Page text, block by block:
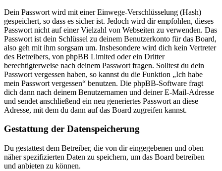
Dein Passwort wird mit einer Einwege-Verschlüsselung (Hash)
gespeichert, so dass es sicher ist. Jedoch wird dir empfohlen, dieses
Passwort nicht auf einer Vielzahl von Webseiten zu verwenden. Das
Passwort ist dein Schlüssel zu deinem Benutzerkonto für das Board,
also geh mit ihm sorgsam um. Insbesondere wird dich kein Vertreter
des Betreibers, von phpBB Limited oder ein Dritter
berechtigterweise nach deinem Passwort fragen. Solltest du dein
Passwort vergessen haben, so kannst du die Funktion „Ich habe
mein Passwort vergessen“ benutzen. Die phpBB-Software fragt
dich dann nach deinem Benutzernamen und deiner E-Mail-Adresse
und sendet anschließend ein neu generiertes Passwort an diese
Adresse, mit dem du dann auf das Board zugreifen kannst.
Gestattung der Datenspeicherung
Du gestattest dem Betreiber, die von dir eingegebenen und oben
näher spezifizierten Daten zu speichern, um das Board betreiben
und anbieten zu können.